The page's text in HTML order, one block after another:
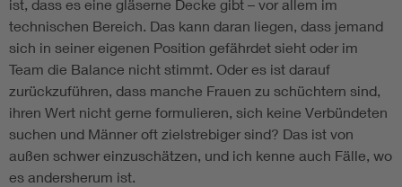
ist, dass es eine gläserne Decke gibt – vor allem im
technischen Bereich. Das kann daran liegen, dass jemand
sich in seiner eigenen Position gefährdet sieht oder im
Team die Balance nicht stimmt. Oder es ist darauf
zurückzuführen, dass manche Frauen zu schüchtern sind,
ihren Wert nicht gerne formulieren, sich keine Verbündeten
suchen und Männer oft zielstrebiger sind? Das ist von
außen schwer einzuschätzen, und ich kenne auch Fälle, wo
es andersherum ist.